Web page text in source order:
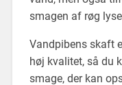
smagen af ​​røg
Vandpibens skaft
høj kvalitet, så du
smage, der kan